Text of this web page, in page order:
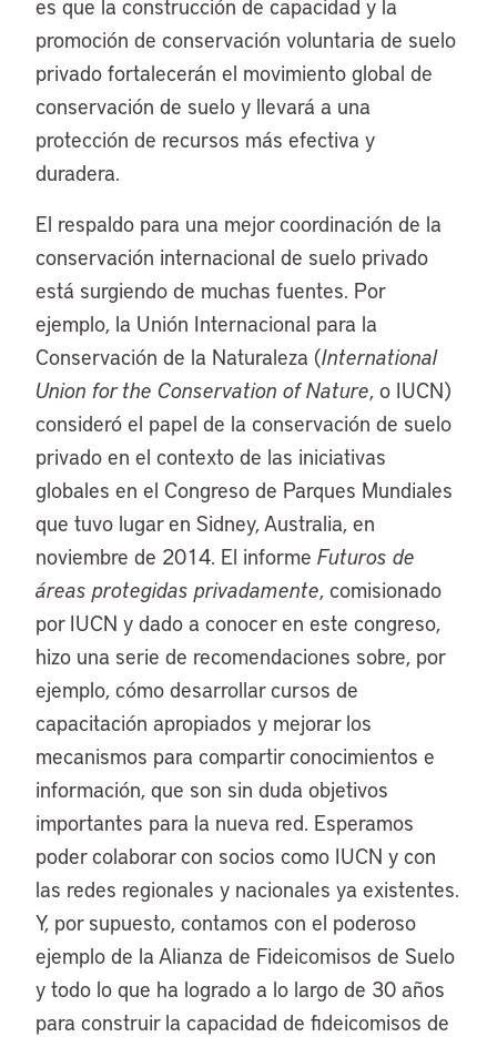
es que la construcción de capacidad y la
promoción de conservación voluntaria de suelo
privado fortalecerán el movimiento global de
conservación de suelo y llevará a una
protección de recursos más efectiva y
duradera.
El respaldo para una mejor coordinación de la
conservación internacional de suelo privado
está surgiendo de muchas fuentes. Por
ejemplo, la Unión Internacional para la
Conservación de la Naturaleza (International
Union for the Conservation of Nature, o IUCN)
consideró el papel de la conservación de suelo
privado en el contexto de las iniciativas
globales en el Congreso de Parques Mundiales
que tuvo lugar en Sidney, Australia, en
noviembre de 2014. El informe Futuros de
áreas protegidas privadamente, comisionado
por IUCN y dado a conocer en este congreso,
hizo una serie de recomendaciones sobre, por
ejemplo, cómo desarrollar cursos de
capacitación apropiados y mejorar los
mecanismos para compartir conocimientos e
información, que son sin duda objetivos
importantes para la nueva red. Esperamos
poder colaborar con socios como IUCN y con
las redes regionales y nacionales ya existentes.
Y, por supuesto, contamos con el poderoso
ejemplo de la Alianza de Fideicomisos de Suelo
y todo lo que ha logrado a lo largo de 30 años
para construir la capacidad de fideicomisos de